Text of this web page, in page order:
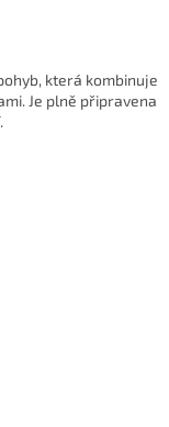
která kombinuje
Je plně připravena